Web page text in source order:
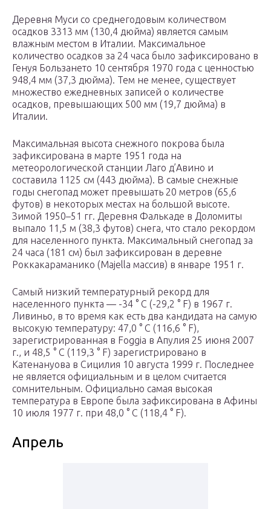
Деревня Муси со среднегодовым количеством
осадков 3313 мм (130,4 дюйма) является самым
влажным местом в Италии. Максимальное
количество осадков за 24 часа было зафиксировано в
Генуя Бользането 10 сентября 1970 года с ценностью
948,4 мм (37,3 дюйма). Тем не менее, существует
множество ежедневных записей о количестве
осадков, превышающих 500 мм (19,7 дюйма) в
Италии.
Максимальная высота снежного покрова была
зафиксирована в марте 1951 года на
метеорологической станции Лаго д’Авино и
составила 1125 см (443 дюйма). В самые снежные
годы снегопад может превышать 20 метров (65,6
футов) в некоторых местах на большой высоте.
Зимой 1950–51 гг. Деревня Фалькаде в Доломиты
выпало 11,5 м (38,3 футов) снега, что стало рекордом
для населенного пункта. Максимальный снегопад за
24 часа (181 см) был зафиксирован в деревне
Роккакараманико (Majella массив) в январе 1951 г.
Самый низкий температурный рекорд для
населенного пункта — -34 ° C (-29,2 ° F) в 1967 г.
Ливиньо, в то время как есть два кандидата на самую
высокую температуру: 47,0 ° C (116,6 ° F),
зарегистрированная в Foggia в Апулия 25 июня 2007
г., и 48,5 ° C (119,3 ° F) зарегистрировано в
Катенануова в Сицилия 10 августа 1999 г. Последнее
не является официальным и в целом считается
сомнительным. Официально самая высокая
температура в Европе была зафиксирована в Афины
10 июля 1977 г. при 48,0 ° C (118,4 ° F).
Апрель